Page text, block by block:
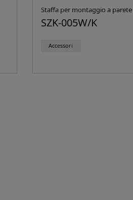
Staffa per montaggio a parete
SZK-005W/K
Accessori